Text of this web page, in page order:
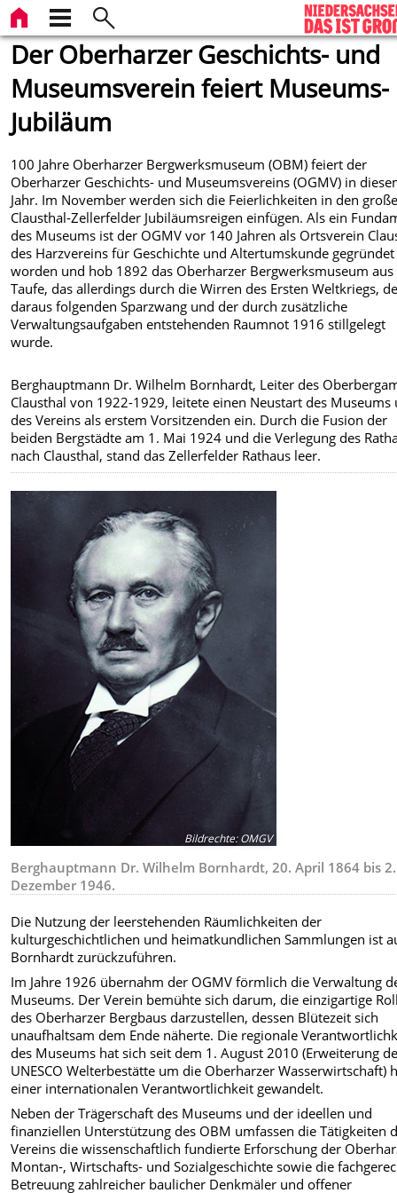
Der Oberharzer Geschichts- und
Museumsverein feiert Museums-
Jubiläum
100 Jahre Oberharzer Bergwerksmuseum (OBM) feiert der
Oberharzer Geschichts- und Museumsvereins (OGMV) in
Jahr. Im November werden sich die Feierlichkeiten in den
Clausthal-Zellerfelder Jubiläumsreigen einfügen.Als ein
des Museums ist der OGMV vor 140 Jahren als Ortsverein
des Harzvereins für Geschichte und Altertumskunde gegründet
worden und hob 1892 das Oberharzer Bergwerksmuseum
Taufe, das allerdings durch die Wirren des Ersten Weltkriegs,
daraus folgenden Sparzwang und der durch zusätzliche
Verwaltungsaufgaben entstehenden Raumnot 1916 stillgelegt
wurde.
Berghauptmann Dr. Wilhelm Bornhardt, Leiter des
Clausthal von 1922-1929, leitete einen Neustart des Museums
des Vereins als erstem Vorsitzenden ein. Durch die Fusion der
beiden Bergstädte am 1. Mai 1924 und die Verlegung des
nach Clausthal, stand das Zellerfelder Rathaus leer.
Bildrechte:OMGV
Berghauptmann Dr. Wilhelm Bornhardt, 20. April 1864 bis 2.
Dezember 1946.
Die Nutzung der leerstehenden Räumlichkeiten der
kulturgeschichtlichen und heimatkundlichen Sammlungen ist
Bornhardt zurückzuführen.
Im Jahre 1926 übernahm der OGMV förmlich die Verwaltung
Museums. Der Verein bemühte sich darum, die einzigartige
des Oberharzer Bergbaus darzustellen, dessen Blütezeit sich
unaufhaltsam dem Ende näherte. Die regionale
des Museums hat sich seit dem 1. August 2010 (Erweiterung
UNESCO Welterbestätte um die Oberharzer Wasserwirtschaft)
einer internationalen Verantwortlichkeit gewandelt.
Neben der Trägerschaft des Museums und der ideellen und
finanziellen Unterstützung des OBM umfassen die Tätigkeiten
Vereins die wissenschaftlich fundierte Erforschung der
Montan-, Wirtschafts- und Sozialgeschichte sowie die
Betreuung zahlreicher baulicher Denkmäler und offener